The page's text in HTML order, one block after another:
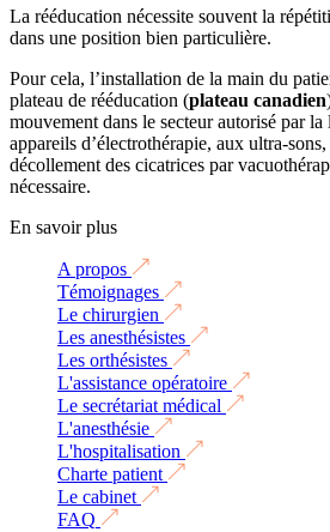
La rééducation nécessite souvent la
dans une position bien particulière.
Pour cela, l’installation de la main du
plateau de rééducation (plateau canadien
mouvement dans le secteur autorisé par
appareils d’électrothérapie, aux ultra-
décollement des cicatrices par
nécessaire.
En savoir plus
A propos
Témoignages
Le chirurgien
Les anesthésistes
Les orthésistes
L'assistance opératoire
Le secrétariat médical
L'anesthésie
L'hospitalisation
Charte patient
Le cabinet
FAQ